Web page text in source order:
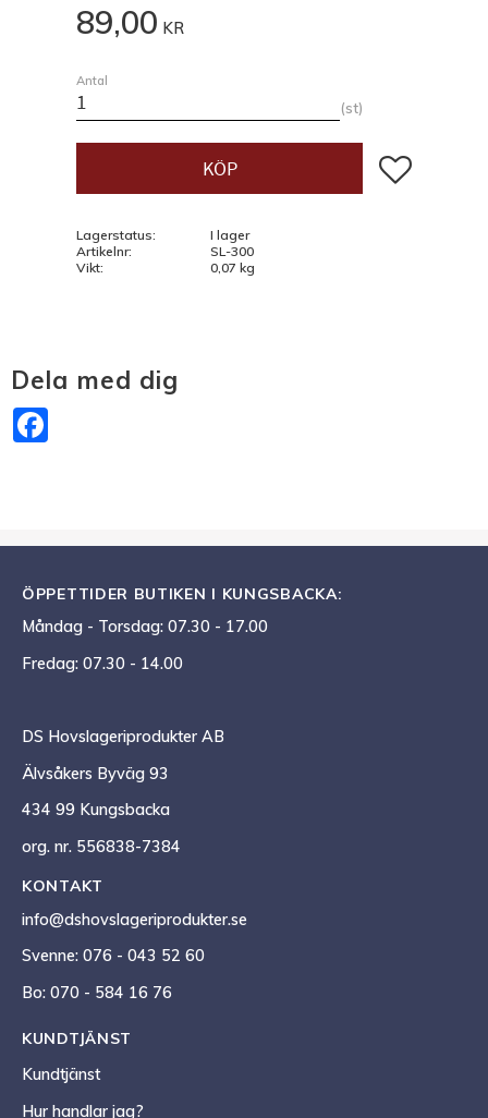
89,00 KR
Antal
st
KÖP Lägg till i
Lagerstatus
I lager
Artikelnr
SL-300
Vikt
0,07 kg
Dela med dig
ÖPPETTIDER BUTIKEN I KUNGSBACKA:
Måndag - Torsdag: 07.30 - 17.00
Fredag: 07.30 - 14.00
DS Hovslageriprodukter AB
Älvsåkers Byväg 93
434 99 Kungsbacka
org. nr. 556838-7384
KONTAKT
info@dshovslageriprodukter.se
Svenne: 076 - 043 52 60
Bo: 070 - 584 16 76
KUNDTJÄNST
Kundtjänst
Hur handlar jag?